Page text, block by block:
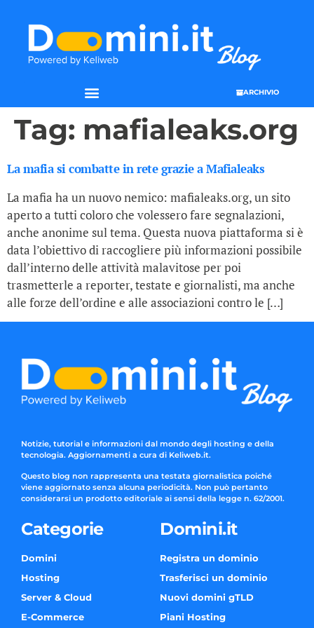
ARCHIVIO
Tag: mafialeaks.org
La mafia si combatte in rete grazie a Mafialeaks
La mafia ha un nuovo nemico: mafialeaks.org, un sito
aperto a tutti coloro che volessero fare segnalazioni,
anche anonime sul tema. Questa nuova piattaforma si è
data l’obiettivo di raccogliere più informazioni possibile
dall’interno delle attività malavitose per poi
trasmetterle a reporter, testate e giornalisti, ma anche
alle forze dell’ordine e alle associazioni contro le […]
Notizie, tutorial e informazioni dal mondo degli hosting e della
tecnologia. Aggiornamenti a cura di Keliweb.it.
Questo blog non rappresenta una testata giornalistica poiché
viene aggiornato senza alcuna periodicità. Non può pertanto
considerarsi un prodotto editoriale ai sensi della legge n. 62/2001.
Categorie
Domini
Hosting
Server & Cloud
E-Commerce
Domini.it
Registra un dominio
Trasferisci un dominio
Nuovi domini gTLD
Piani Hosting